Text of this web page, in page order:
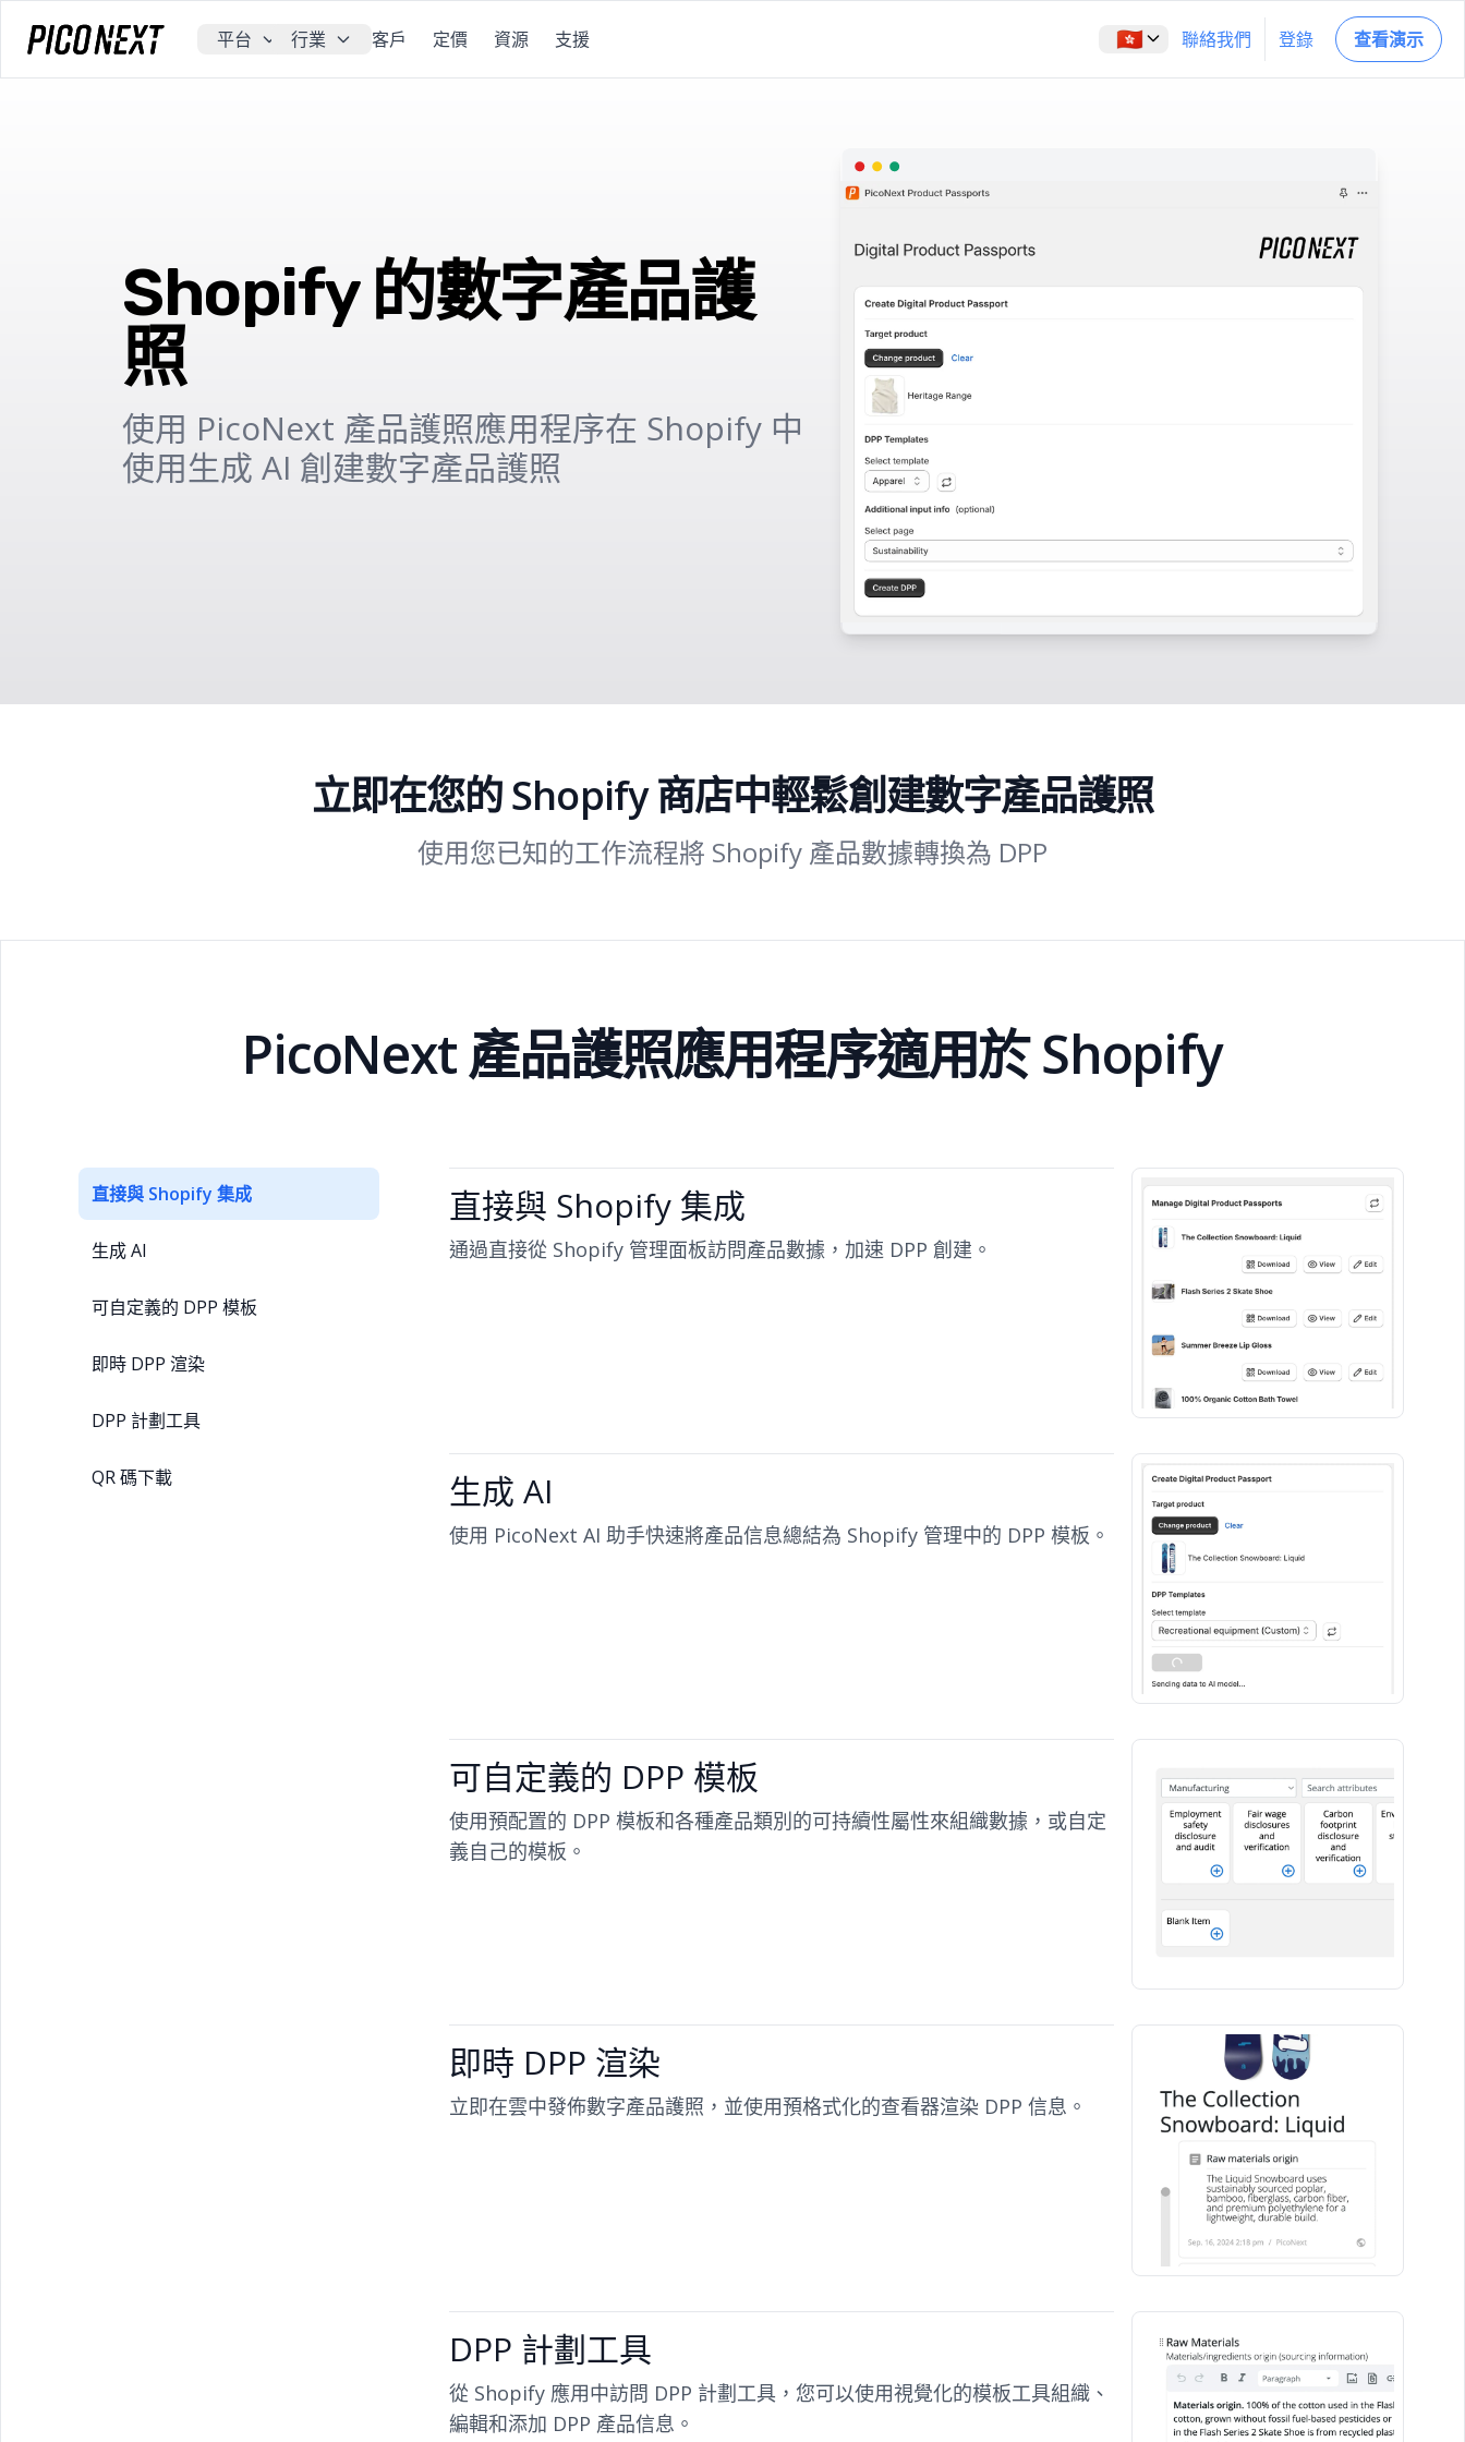
🇭🇰 聯絡我們 登錄 查看演示
平台 行業 客戶 定價 資源 支援
Shopify 的數字產品護
照
使用 PicoNext 產品護照應用程序在 Shopify 中
使用生成 AI 創建數字產品護照
立即在您的 Shopify 商店中輕鬆創建數字產品護照
使用您已知的工作流程將 Shopify 產品數據轉換為 DPP
PicoNext 產品護照應用程序適用於 Shopify
直接與 Shopify 集成
生成 AI
可自定義的 DPP 模板
即時 DPP 渲染
DPP 計劃工具
QR 碼下載
直接與 Shopify 集成
通過直接從 Shopify 管理面板訪問產品數據，加速 DPP 創建。
生成 AI
使用 PicoNext AI 助手快速將產品信息總結為 Shopify 管理中的 DPP 模板。
可自定義的 DPP 模板
使用預配置的 DPP 模板和各種產品類別的可持續性屬性來組織數據，或自定
義自己的模板。
即時 DPP 渲染
立即在雲中發佈數字產品護照，並使用預格式化的查看器渲染 DPP 信息。
DPP 計劃工具
從 Shopify 應用中訪問 DPP 計劃工具，您可以使用視覺化的模板工具組織、
編輯和添加 DPP 產品信息。